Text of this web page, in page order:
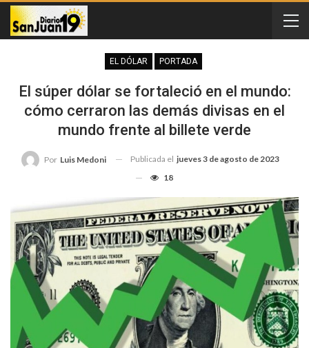
EL DÓLAR PORTADA
El súper dólar se fortaleció en el mundo:
cómo cerraron las demás divisas en el
mundo frente al billete verde
Por Luis Medoni Publicada el jueves 3 de agosto de 2023
18